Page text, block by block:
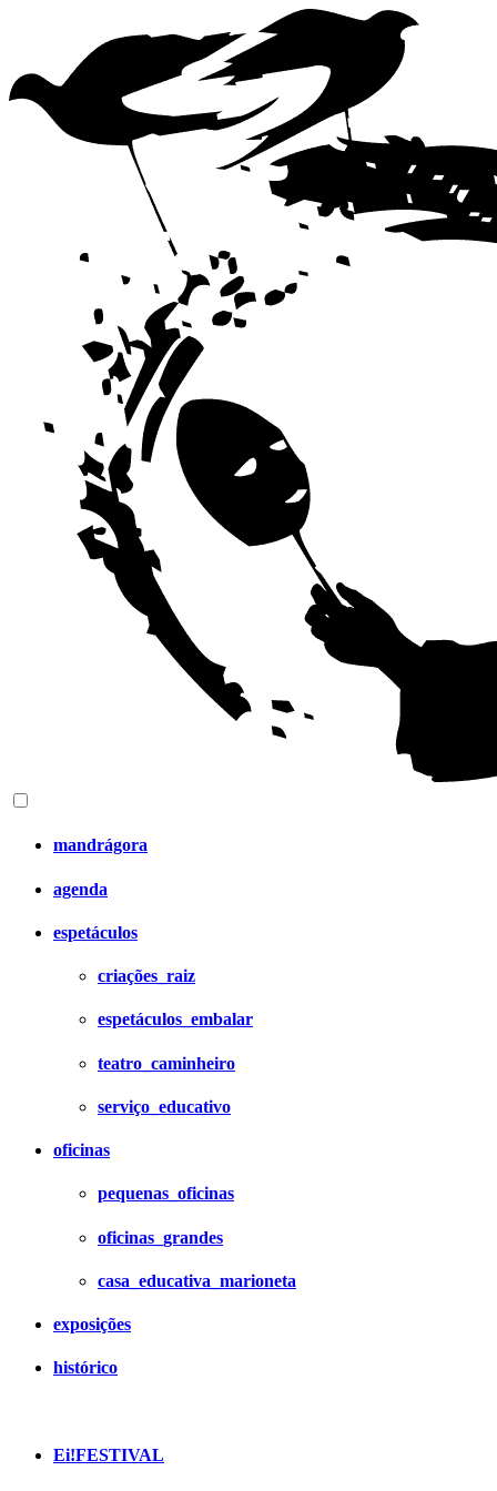
mandrágora
agenda
espetáculos
criações_raiz
espetáculos_embalar
teatro_caminheiro
serviço_educativo
oficinas
pequenas_oficinas
oficinas_grandes
casa_educativa_marioneta
exposições
histórico
Ei!FESTIVAL